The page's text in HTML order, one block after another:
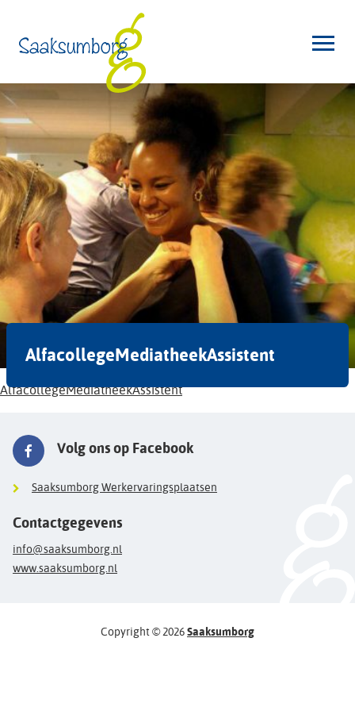
AlfacollegeMediatheekAssistent
AlfacollegeMediatheekAssistent
Volg ons op Facebook
Saaksumborg Werkervaringsplaatsen
Contactgegevens
info@saaksumborg.nl
www.saaksumborg.nl
Copyright © 2026Saaksumborg